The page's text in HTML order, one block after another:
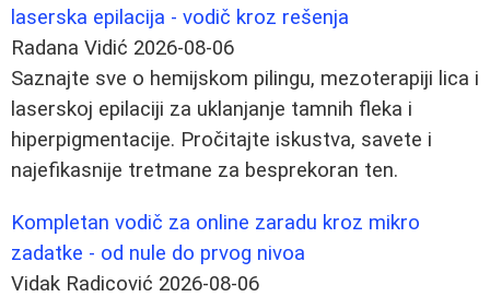
laserska epilacija - vodič kroz rešenja
Radana Vidić 2026-08-06
Saznajte sve o hemijskom pilingu, mezoterapiji lica i
laserskoj epilaciji za uklanjanje tamnih fleka i
hiperpigmentacije. Pročitajte iskustva, savete i
najefikasnije tretmane za besprekoran ten.
Kompletan vodič za online zaradu kroz mikro
zadatke - od nule do prvog nivoa
Vidak Radicović 2026-08-06